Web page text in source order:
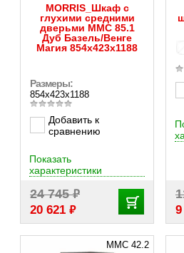
MORRIS_Шкаф с
глухими средними
дверьми MMC 85.1
Дуб Базель/Венге
Магия 854х423х1188
Размеры:
854х423х1188
Добавить к
сравнению
24 745₽
20 621 ₽
Показать
характеристики
MMC 42.2